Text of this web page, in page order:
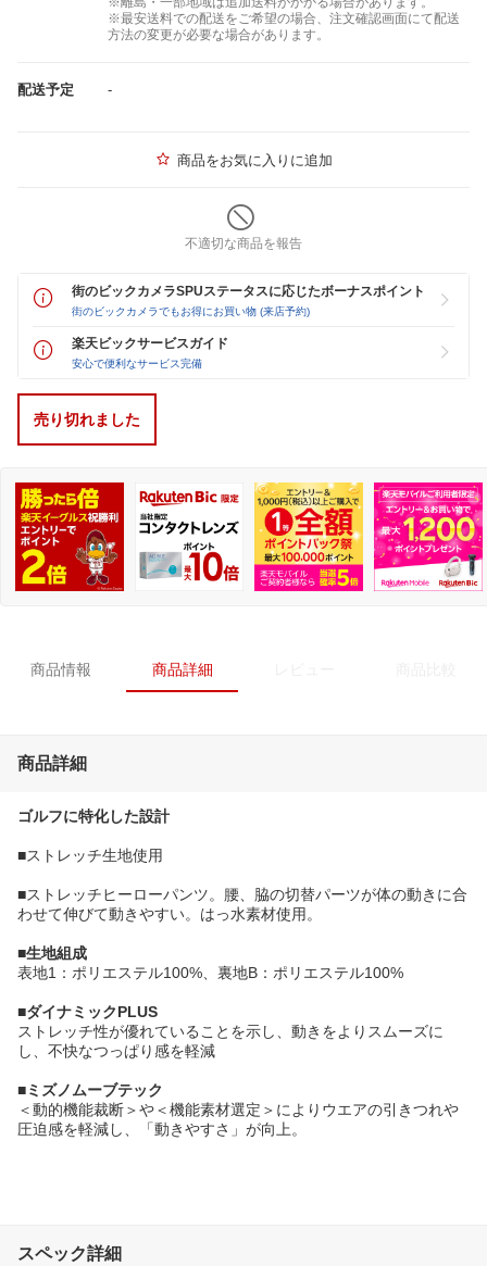
※最安送料での配送をご希望の場合、注文確認画面にて配送
方法の変更が必要な場合があります。
配送予定 -
商品をお気に入りに追加
不適切な商品を報告
街のビックカメラSPUステータスに応じたボーナスポイント
街のビックカメラでもお得にお買い物 (来店予約)
楽天ビックサービスガイド
安心で便利なサービス完備
売り切れました
商品情報 商品詳細
商品詳細
ゴルフに特化した設計
■ストレッチ生地使用
■ストレッチヒーローパンツ。腰、脇の切替パーツが体の動きに合
わせて伸びて動きやすい。はっ水素材使用。
■生地組成
表地1：ポリエステル100%、裏地B：ポリエステル100%
■ダイナミックPLUS
ストレッチ性が優れていることを示し、動きをよりスムーズに
し、不快なつっぱり感を軽減
■ミズノムーブテック
＜動的機能裁断＞や＜機能素材選定＞によりウエアの引きつれや
圧迫感を軽減し、「動きやすさ」が向上。
スペック詳細